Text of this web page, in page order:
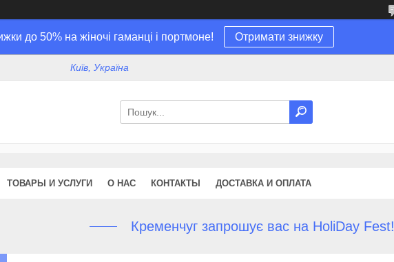
до 50% на жіночі гаманці і портмоне! Отримати знижку
Київ, Україна
ТОВАРЫ И УСЛУГИ О НАС КОНТАКТЫ ДОСТАВКА И ОПЛАТА
Кременчуг запрошує вас на HoliDay Fest!